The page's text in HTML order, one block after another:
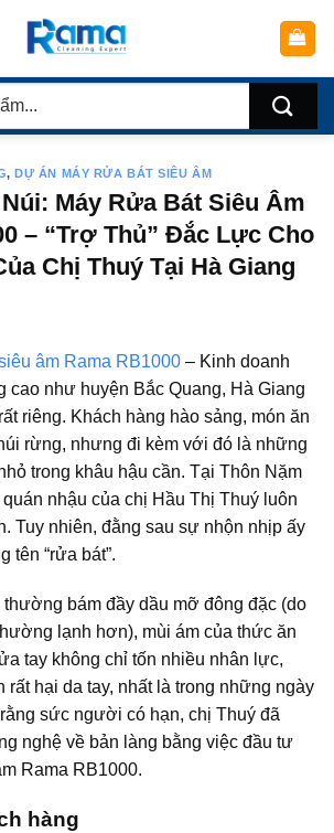
,DỰ ÁN MÁY RỬA BÁT SIÊU ÂM
Máy Rửa Bát Siêu Âm
– “Trợ Thủ” Đắc Lực Cho
Chị Thuý Tại Hà Giang
âm Rama RB1000 – Kinh doanh
cao như huyện Bắc Quang, Hà Giang
riêng. Khách hàng hào sảng, món ăn
rừng, nhưng đi kèm với đó là những
trong khâu hậu cần. Tại Thôn Nặm
nhậu của chị Hầu Thị Thuý luôn
Tuy nhiên, đằng sau sự nhộn nhịp ấy
tên “rửa bát”.
thường bám đầy dầu mỡ đông đặc (do
lạnh hơn), mùi ám của thức ăn
tay không chỉ tốn nhiều nhân lực,
rất hại da tay, nhất là trong những ngày
sức người có hạn, chị Thuý đã
nghệ về bản làng bằng việc đầu tư
Rama RB1000.
hàng